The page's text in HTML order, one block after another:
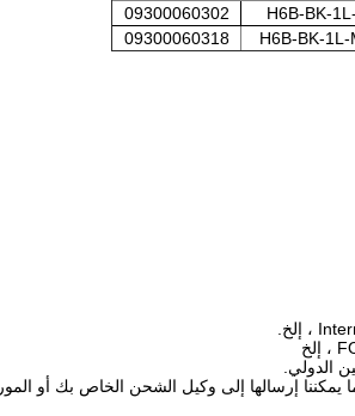
H6B-BK-
09300060302
H6B-BK-1L-
09300060318
الدولي.
إرسالها إلى وكيل الشحن الخاص بك أو